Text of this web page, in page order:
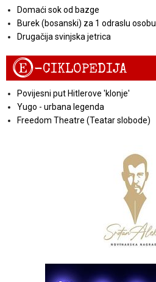
Domaći sok od bazge
Burek (bosanski) za 1 odraslu osobu
Drugačija svinjska jetrica
E-CIKLOPEDIJA
Povijesni put Hitlerove 'klonje'
Yugo - urbana legenda
Freedom Theatre (Teatar slobode)